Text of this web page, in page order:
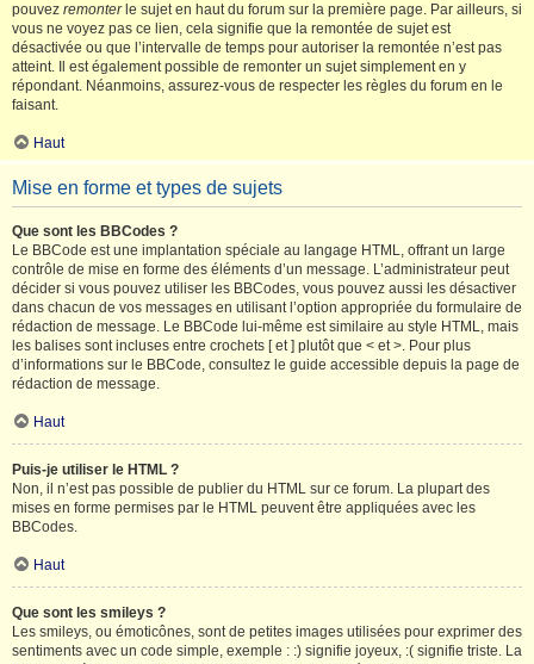
pouvez remonterle sujet en haut du forum sur la première page. Par ailleurs, si
vous ne voyez pas ce lien, cela signifie que la remontée de sujet est
désactivée ou que l’intervalle de temps pour autoriser la remontée n’est pas
atteint. Il est également possible de remonter un sujet simplement en y
répondant. Néanmoins, assurez-vous de respecter les règles du forum en le
faisant.
Haut
Mise en forme et types de sujets
Que sont les BBCodes ?
Le BBCode est une implantation spéciale au langage HTML, offrant un large
contrôle de mise en forme des éléments d’un message. L’administrateur peut
décider si vous pouvez utiliser les BBCodes, vous pouvez aussi les désactiver
dans chacun de vos messages en utilisant l’option appropriée du formulaire de
rédaction de message. Le BBCode lui-même est similaire au style HTML, mais
les balises sont incluses entre crochets [ et ] plutôt que < et >. Pour plus
d’informations sur le BBCode, consultez le guide accessible depuis la page de
rédaction de message.
Haut
Puis-je utiliser le HTML ?
Non, il n’est pas possible de publier du HTML sur ce forum. La plupart des
mises en forme permises par le HTML peuvent être appliquées avec les
BBCodes.
Haut
Que sont les smileys ?
Les smileys, ou émoticônes, sont de petites images utilisées pour exprimer des
sentiments avec un code simple, exemple : :) signifie joyeux, :( signifie triste. La